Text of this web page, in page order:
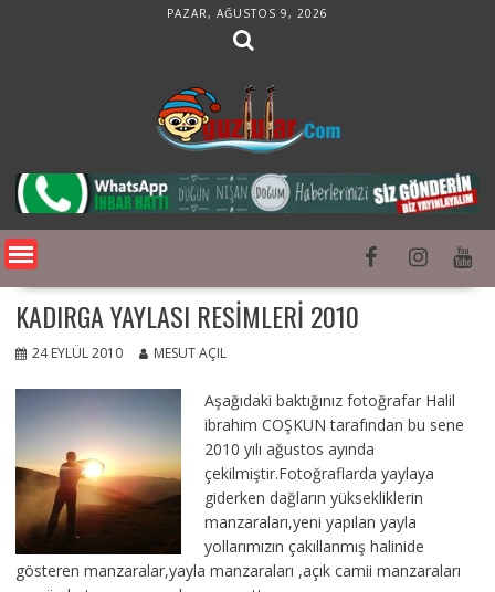
PAZAR, AĞUSTOS 9, 2026
KADIRGA YAYLASI RESIMLERI 2010
24 EYLÜL 2010 MESUT AÇIL
Aşağıdaki baktığınız fotoğrafar Halil
ibrahim COŞKUN tarafından bu sene
2010 yılı ağustos ayında
çekilmiştir.Fotoğraflarda yaylaya
giderken dağların yüksekliklerin
manzaraları,yeni yapılan yayla
yollarımızın çakıllanmış halinide
gösteren manzaralar,yayla manzaraları ,açık camii manzaraları